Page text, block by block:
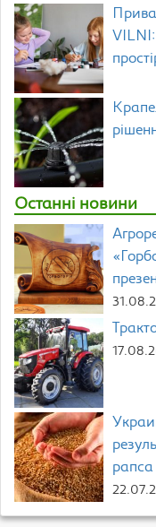
VILNI:
Останні новини
рапса